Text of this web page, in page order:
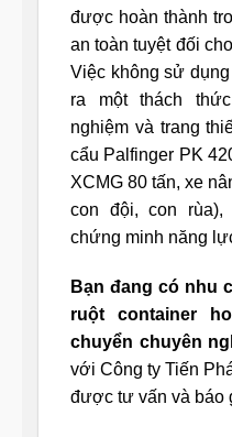
được hoàn thành
an toàn tuyệt đối
Việc không sử
ra một thách
nghiệm và trang
cẩu Palfinger PK
XCMG 80 tấn, xe
con đội, con
chứng minh năng
Bạn đang có nhu
ruột container
chuyển chuyên
với Công ty Tiến
được tư vấn và báo